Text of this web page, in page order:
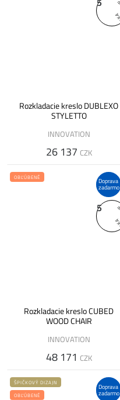
Rozkladacie kreslo DUBLEXO
STYLETTO
INNOVATION
26 137 CZK
Doprava
zadarmo
5
OBĽÚBENÉ
Rozkladacie kreslo CUBED
WOOD CHAIR
INNOVATION
48 171 CZK
Doprava
zadarmo
ŠPIČKOVÝ DIZAJN
OBĽÚBENÉ